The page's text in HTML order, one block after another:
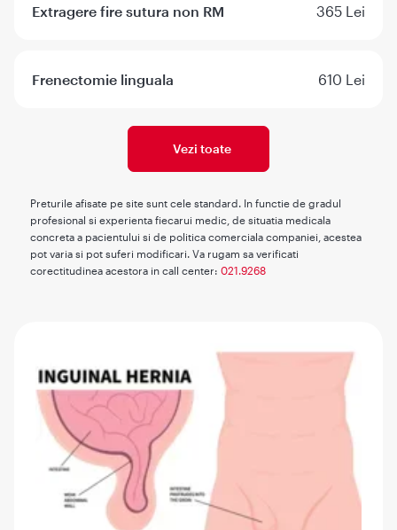
Extragere fire sutura non RM 365 Lei
Frenectomie linguala 610 Lei
Vezi toate
Preturile afisate pe site sunt cele standard. In functie de gradul
profesional si experienta fiecarui medic, de situatia medicala
concreta a pacientului si de politica comerciala companiei, acestea
pot varia si pot suferi modificari. Va rugam sa verificati
corectitudinea acestora in call center: 021.9268